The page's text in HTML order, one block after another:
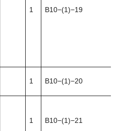
1 B10−(1)−19
1 B10−(1)−20
1 B10−(1)−21